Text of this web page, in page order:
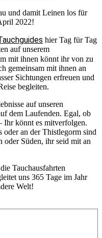
und damit Leinen los für
2022!
hier Tag für Tag
auf unserem
mit ihnen könnt ihr von zu
gemeinsam mit ihnen an
Sichtungen erfreuen und
begleiten.
auf unseren
dem Laufenden. Egal, ob
Ihr könnt es mitverfolgen.
an der Thistlegorm sind
oder Süden, ihr seid mit an
Tauchausfahrten
uns 365 Tage im Jahr
Welt!